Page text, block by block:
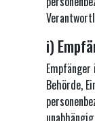
i)
Behörde,